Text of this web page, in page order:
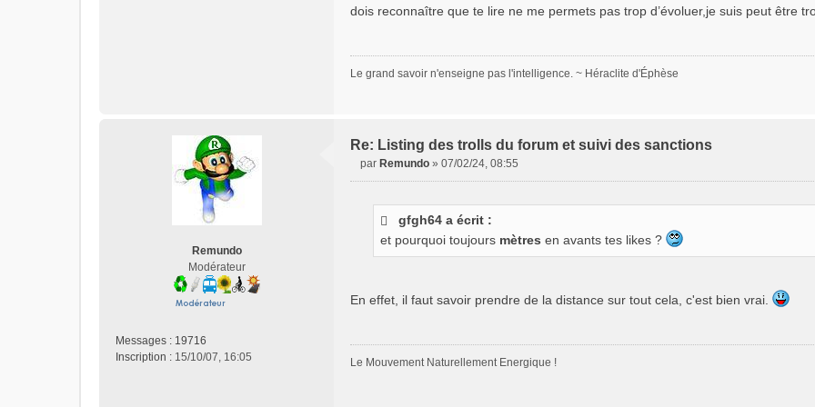
dois reconnaître que te lire ne me permets pas trop d’évoluer,je suis peut être
Le grand savoir n'enseigne pas l'intelligence. ~ Héraclite d'Éphèse
Remundo
Modérateur
Messages : 19716
Inscription : 15/10/07, 16:05
Re: Listing des trolls du forum et suivi des sanctions
o
par Remundo » 07/02/24, 08:55
gfgh64 a écrit :
et pourquoi toujours mètres en avants tes likes ?
En effet, il faut savoir prendre de la distance sur tout cela, c'est bien vrai.
Le Mouvement Naturellement Energique !